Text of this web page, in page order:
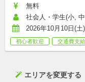
無料
社会人・学生(小,
2026年10月10日(土
初心者歓迎 交通費支給
エリアを変更する